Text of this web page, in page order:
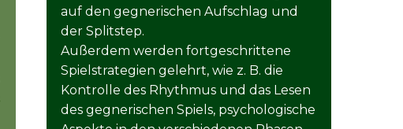
auf den gegnerischen Aufschlag und
der Splitstep.
Außerdem werden fortgeschrittene
Spielstrategien gelehrt, wie z. B. die
Kontrolle des Rhythmus und das Lesen
des gegnerischen Spiels, psychologische